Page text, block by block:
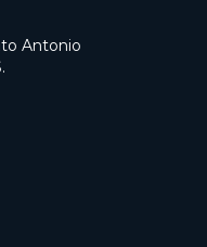
Antonio